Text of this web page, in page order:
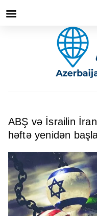
ABŞ və İsrailin
həftə yenidən